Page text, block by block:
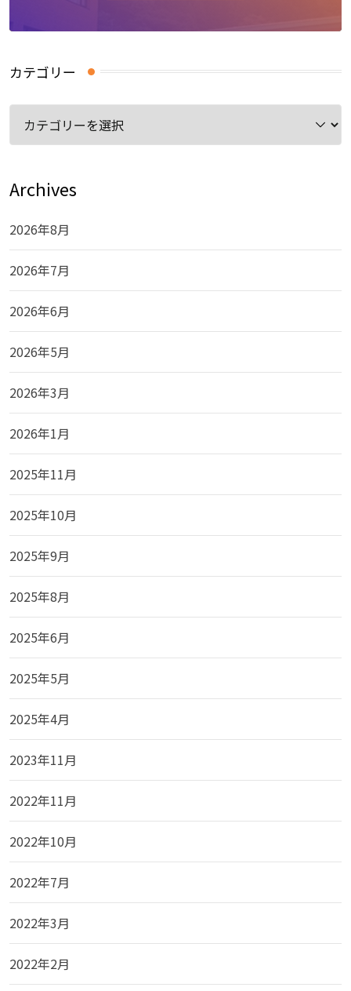
カテゴリー
リ
ー
Archives
2026年8月
2026年7月
2026年6月
2026年5月
2026年3月
2026年1月
2025年11月
2025年10月
2025年9月
2025年8月
2025年6月
2025年5月
2025年4月
2023年11月
2022年11月
2022年10月
2022年7月
2022年3月
2022年2月